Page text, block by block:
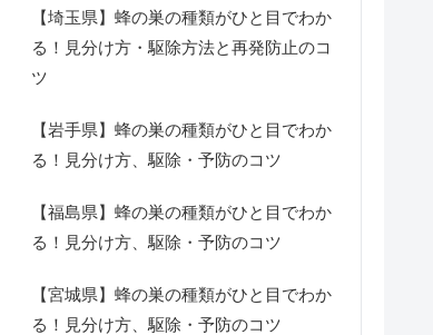
【埼玉県】蜂の巣の種類がひと目でわか
る！見分け方・駆除方法と再発防止のコ
ツ
【岩手県】蜂の巣の種類がひと目でわか
る！見分け方、駆除・予防のコツ
【福島県】蜂の巣の種類がひと目でわか
る！見分け方、駆除・予防のコツ
【宮城県】蜂の巣の種類がひと目でわか
る！見分け方、駆除・予防のコツ